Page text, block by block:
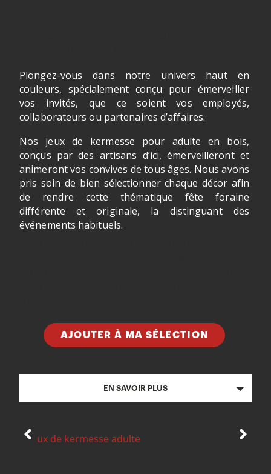
Plongez-vous dans notre univers haut en
couleurs, spécialement conçu pour émerveiller
vos invités, que ce soient vos employés,
collaborateurs ou partenaires d’affaires.
Nos jeux de kermesse pour adulte en bois,
conçus par des artisans d’ici, émerveilleront et
animeront vos convives de tous âges. Nous avons
pris soin de bien sélectionner chaque décor afin
de rendre cette thématique fête foraine
différente et originale, la distinguant des
événements habituels.
AJOUTER À MA SÉLECTION
EN SAVOIR PLUS